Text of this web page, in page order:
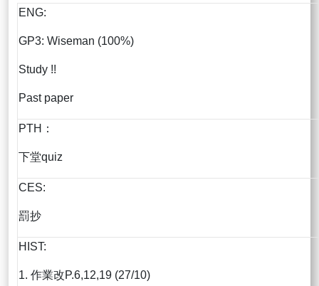
ENG:
GP3: Wiseman (100%)
Study !!
Past paper
PTH：
下堂quiz
CES:
罰抄
HIST:
1. 作業改P.6,12,19 (27/10)